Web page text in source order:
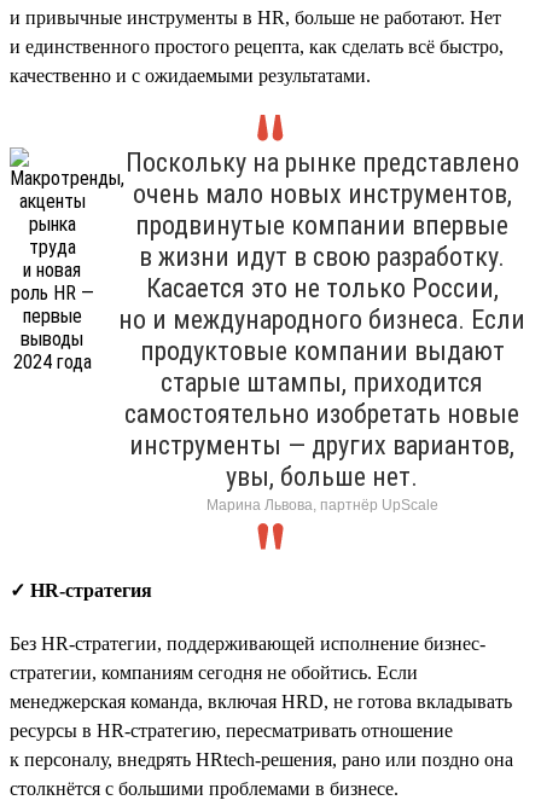
и привычные инструменты в HR, больше не работают. Нет
и единственного простого рецепта, как сделать всё быстро,
качественно и с ожидаемыми результатами.
Поскольку на рынке представлено
очень мало новых инструментов,
продвинутые компании впервые
в жизни идут в свою разработку.
Касается это не только России,
но и международного бизнеса. Если
продуктовые компании выдают
старые штампы, приходится
самостоятельно изобретать новые
инструменты — других вариантов,
увы, больше нет.
Марина Львова, партнёр UpScale
✓ HR-стратегия
Без HR-стратегии, поддерживающей исполнение бизнес-
стратегии, компаниям сегодня не обойтись. Если
менеджерская команда, включая HRD, не готова вкладывать
ресурсы в HR-стратегию, пересматривать отношение
к персоналу, внедрять HRtech-решения, рано или поздно она
столкнётся с большими проблемами в бизнесе.